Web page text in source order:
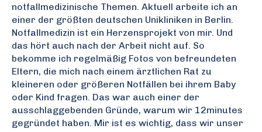
notfallmedizinische Themen. Aktuell arbeite ich an
einer der größten deutschen Unikliniken in Berlin.
Notfallmedizin ist ein Herzensprojekt von mir. Und
das hört auch nach der Arbeit nicht auf. So
bekomme ich regelmäßig Fotos von befreundeten
Eltern, die mich nach einem ärztlichen Rat zu
kleineren oder größeren Notfällen bei ihrem Baby
oder Kind fragen. Das war auch einer der
ausschlaggebenden Gründe, warum wir 12minutes
gegründet haben. Mir ist es wichtig, dass wir unser